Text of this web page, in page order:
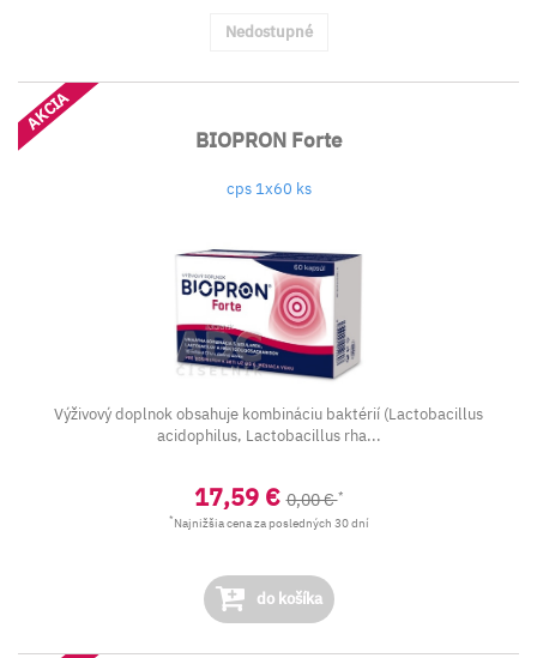
Nedostupné
BIOPRON Forte
cps 1x60 ks
AKCIA
Výživový doplnok obsahuje kombináciu baktérií (Lactobacillus
acidophilus, Lactobacillus rha...
17,59 €0,00 €*
* Najnižšia cena za posledných 30 dní
do košíka